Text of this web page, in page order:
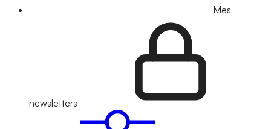
Mes
newsletters